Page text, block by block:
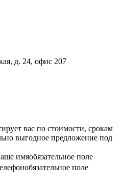
д. 24, офис 207
вас по стоимости, срокам
выгодное предложение под
имяобязательное поле
обязательное поле